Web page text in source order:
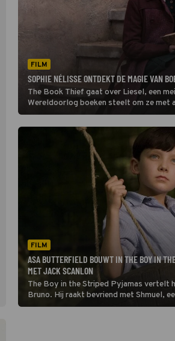
FILM
SOPHIE NÉLISSE ONTDEKT DE MAGIE VAN
The Book Thief gaat over Liesel, een
Wereldoorlog boeken steelt om ze met
FILM
ASA BUTTERFIELD BOUWT IN THE BOY IN
MET JACK SCANLON
The Boy in the Striped Pyjamas vertelt
Bruno. Hij raakt bevriend met Shmuel,
concentratiekamp.